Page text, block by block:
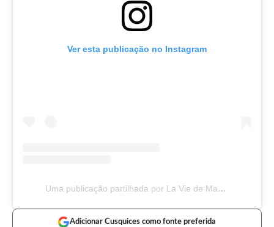
Ver esta publicação no Instagram
Uma publicação partilhada por La Vie de Marie (@laviedemariiee)
Adicionar Cusquices como fonte preferida